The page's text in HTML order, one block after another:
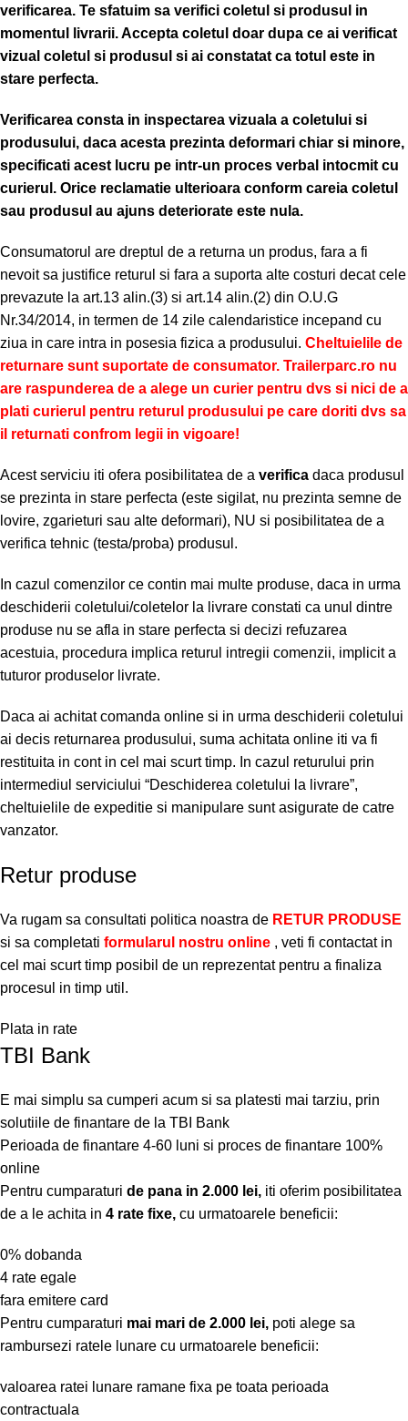
verificarea. Te sfatuim sa verifici coletul si produsul in
momentul livrarii. Accepta coletul doar dupa ce ai verificat
vizual coletul si produsul si ai constatat ca totul este in
stare perfecta.
Verificarea consta in inspectarea vizuala a coletului si
produsului, daca acesta prezinta deformari chiar si minore,
specificati acest lucru pe intr-un proces verbal intocmit cu
curierul. Orice reclamatie ulterioara conform careia coletul
sau produsul au ajuns deteriorate este nula.
Consumatorul are dreptul de a returna un produs, fara a fi
nevoit sa justifice returul si fara a suporta alte costuri decat cele
prevazute la art.13 alin.(3) si art.14 alin.(2) din O.U.G
Nr.34/2014, in termen de 14 zile calendaristice incepand cu
ziua in care intra in posesia fizica a produsului. Cheltuielile de
returnare sunt suportate de consumator. Trailerparc.ro nu
are raspunderea de a alege un curier pentru dvs si nici de a
plati curierul pentru returul produsului pe care doriti dvs sa
il returnati confrom legii in vigoare!
Acest serviciu iti ofera posibilitatea de a verifica daca produsul
se prezinta in stare perfecta (este sigilat, nu prezinta semne de
lovire, zgarieturi sau alte deformari), NU si posibilitatea de a
verifica tehnic (testa/proba) produsul.
In cazul comenzilor ce contin mai multe produse, daca in urma
deschiderii coletului/coletelor la livrare constati ca unul dintre
produse nu se afla in stare perfecta si decizi refuzarea
acestuia, procedura implica returul intregii comenzii, implicit a
tuturor produselor livrate.
Daca ai achitat comanda online si in urma deschiderii coletului
ai decis returnarea produsului, suma achitata online iti va fi
restituita in cont in cel mai scurt timp. In cazul returului prin
intermediul serviciului “Deschiderea coletului la livrare”,
cheltuielile de expeditie si manipulare sunt asigurate de catre
vanzator.
Retur produse
Va rugam sa consultati politica noastra de RETUR PRODUSE
si sa completati formularul nostru online , veti fi contactat in
cel mai scurt timp posibil de un reprezentat pentru a finaliza
procesul in timp util.
Plata in rate
TBI Bank
E mai simplu sa cumperi acum si sa platesti mai tarziu, prin
solutiile de finantare de la TBI Bank
Perioada de finantare 4-60 luni si proces de finantare 100%
online
Pentru cumparaturi de pana in 2.000 lei, iti oferim posibilitatea
de a le achita in 4 rate fixe, cu urmatoarele beneficii:
0% dobanda
4 rate egale
fara emitere card
Pentru cumparaturi mai mari de 2.000 lei, poti alege sa
rambursezi ratele lunare cu urmatoarele beneficii:
valoarea ratei lunare ramane fixa pe toata perioada
contractuala